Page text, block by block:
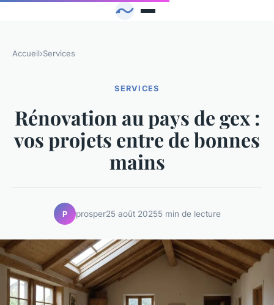
Accueil›Services
SERVICES
Rénovation au pays de gex :
vos projets entre de bonnes
mains
P prosper25 août 20255 min de lecture